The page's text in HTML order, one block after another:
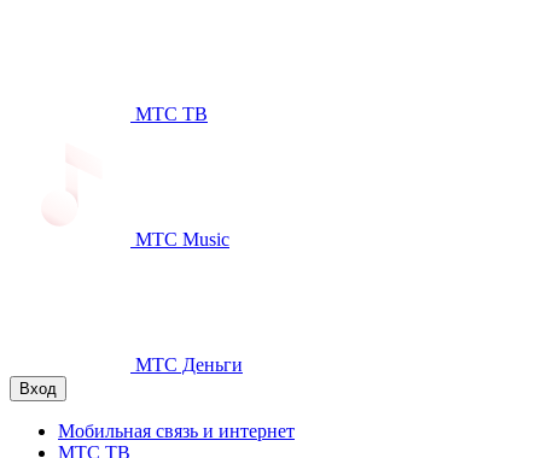
МТС ТВ
МТС Music
МТС Деньги
Вход
Мобильная связь и интернет
МТС ТВ